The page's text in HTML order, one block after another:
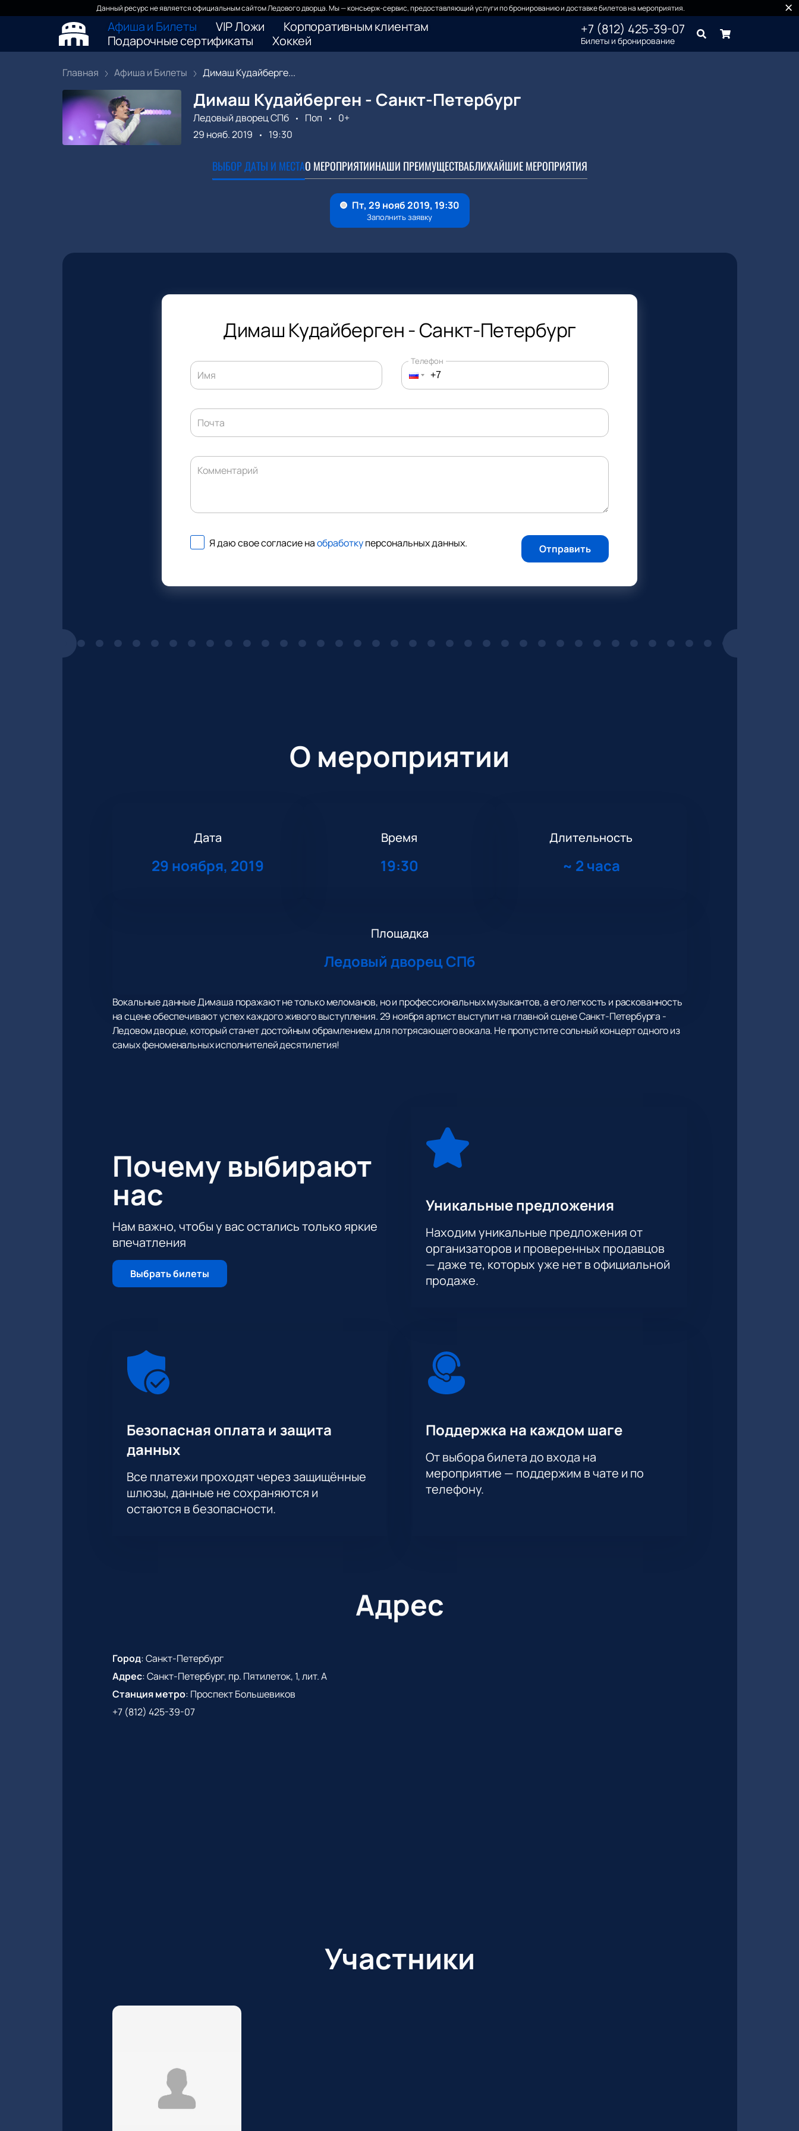
Данный ресурс не является официальным сайтом Ледового дворца. Мы — консьерж-сервис, предоставляющий услуги по бронированию и доставке билетов на мероприятия.
Афиша и Билеты VIP Ложи
Корпоративным клиентам
Подарочные сертификаты
Хоккей
+7 (812) 425-39-07
Билеты и бронирование
Главная Афиша и Билеты Димаш Кудайберге...
Димаш Кудайберген - Санкт-Петербург
Ледовый дворец СПб Поп
0+
29 нояб. 2019
19:30
ВЫБОР ДАТЫ И МЕСТАО МЕРОПРИЯТИИНАШИ ПРЕИМУЩЕСТВАБЛИЖАЙШИЕ МЕРОПРИЯТИЯ
Димаш Кудайберген - Санкт-Петербург
Имя
Телефон
Почта
Комментарий
Я даю свое согласие наобработкуперсональных данных. Отправить
О мероприятии
Дата
29 ноября, 2019
Время
19:30
Длительность
~ 2 часа
Площадка
Ледовый дворец СПб
Вокальные данные Димаша поражают не только меломанов, но и профессиональных музыкантов, а его легкость и раскованность
на сцене обеспечивают успех каждого живого выступления. 29 ноября артист выступит на главной сцене Санкт-Петербурга -
Ледовом дворце, который станет достойным обрамлением для потрясающего вокала. Не пропустите сольный концерт одного из
самых феноменальных исполнителей десятилетия!
Почему выбирают
нас
Нам важно, чтобы у вас остались только яркие
впечатления
Выбрать билеты
Уникальные предложения
Находим уникальные предложения от
организаторов и проверенных продавцов
— даже те, которых уже нет в официальной
продаже.
Безопасная оплата и защита
данных
Все платежи проходят через защищённые
шлюзы, данные не сохраняются и
остаются в безопасности.
Поддержка на каждом шаге
От выбора билета до входа на
мероприятие — поддержим в чате и по
телефону.
Адрес
Город:Санкт-Петербург
Адрес:Санкт-Петербург, пр. Пятилеток, 1, лит. А
Станция метро: Проспект Большевиков
+7 (812) 425-39-07
Участники